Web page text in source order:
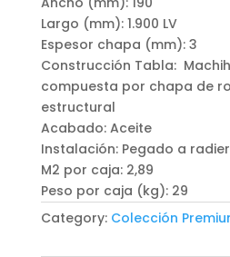
Largo (mm): 1.900 LV
Espesor chapa (mm): 3
Construcción Tabla:
compuesta por chapa de
estructural
Acabado: Aceite
Instalación: Pegado a
M2 por caja: 2,89
Peso por caja (kg): 29
Category: Colección